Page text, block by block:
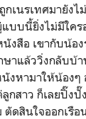
กเนรเทศมายัง
บบนี้ยิ่งไม่มีใคร
งสือ เขากับน้อ
าแล้ววิ่งกลับบ้
งหามาให้น้องๆ
กสาว ก็เลยปิ๊งปั๊
ตัดสินใจออกเ